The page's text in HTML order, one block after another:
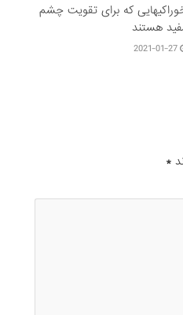
که برای تقویت چشم
هستند
2021-01-27
*